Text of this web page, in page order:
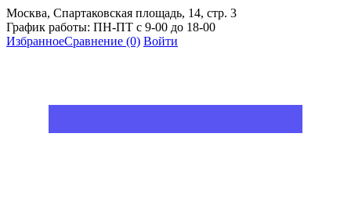
Москва, Спартаковская площадь, 14, стр. 3
График работы: ПН-ПТ с 9-00 до 18-00
ИзбранноеСравнение (0) Войти